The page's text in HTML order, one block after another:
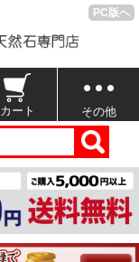
PC版へ
カート その他